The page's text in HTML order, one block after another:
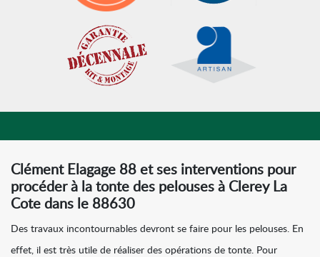
Clément Elagage 88 et ses interventions pour
procéder à la tonte des pelouses à Clerey La
Cote dans le 88630
Des travaux incontournables devront se faire pour les pelouses. En
effet, il est très utile de réaliser des opérations de tonte. Pour